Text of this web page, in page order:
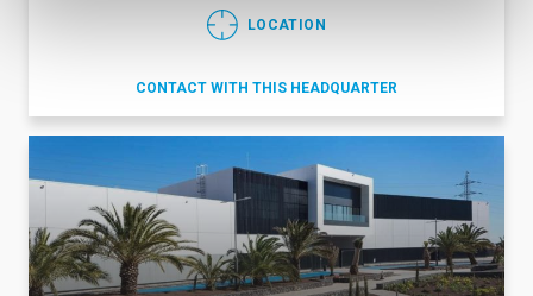
LOCATION
CONTACT WITH THIS HEADQUARTER